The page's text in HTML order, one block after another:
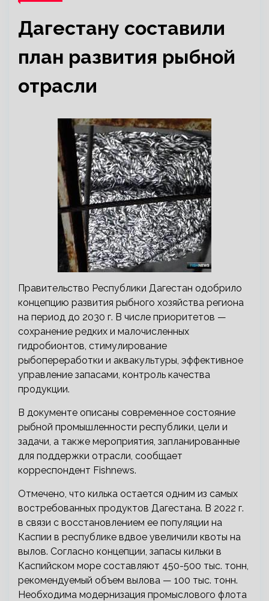
Дагестану составили
план развития рыбной
отрасли
Правительство Республики Дагестан одобрило
концепцию развития рыбного хозяйства региона
на период до 2030 г. В числе приоритетов —
сохранение редких и малочисленных
гидробионтов, стимулирование
рыбопереработки и аквакультуры, эффективное
управление запасами, контроль качества
продукции.
В документе описаны современное состояние
рыбной промышленности республики, цели и
задачи, а также мероприятия, запланированные
для поддержки отрасли, сообщает
корреспондент Fishnews.
Отмечено, что килька остается одним из самых
востребованных продуктов Дагестана. В 2022 г.
в связи с восстановлением ее популяции на
Каспии в республике вдвое увеличили квоты на
вылов. Согласно концепции, запасы кильки в
Каспийском море составляют 450-500 тыс. тонн,
рекомендуемый объем вылова — 100 тыс. тонн.
Необходима модернизация промыслового флота